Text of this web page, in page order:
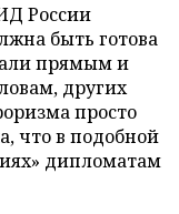
России
быть готова
прямым и
других
просто
что в подобной
дипломатам